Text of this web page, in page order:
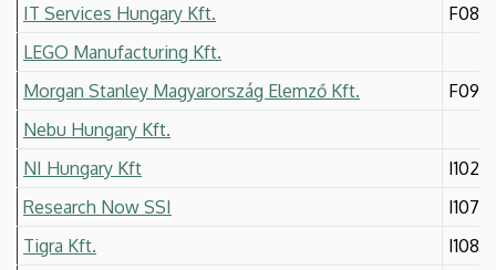
IT Services Hungary Kft.
F08
LEGO Manufacturing Kft.
Morgan Stanley Magyarország Elemző Kft.
F09
Nebu Hungary Kft.
NI Hungary Kft
I102
Research Now SSI
I107
Tigra Kft.
I108